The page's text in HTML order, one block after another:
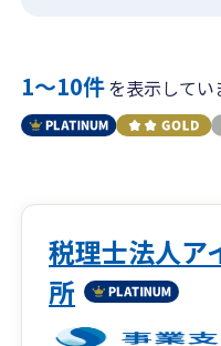
1〜10件を表示してい
税理士法人
所